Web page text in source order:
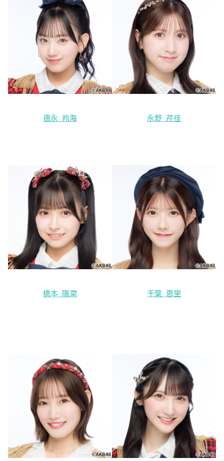
徳永 羚海 永野 芹佳
橋本 陽菜 千葉 恵里